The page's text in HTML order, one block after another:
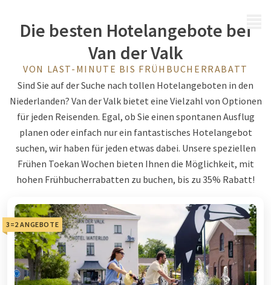
Die besten Hotelangebote bei
Van der Valk
VON LAST-MINUTE BIS FRÜHBUCHERRABATT
Sind Sie auf der Suche nach tollen Hotelangeboten in den
Niederlanden? Van der Valk bietet eine Vielzahl von Optionen
für jeden Reisenden. Egal, ob Sie einen spontanen Ausflug
planen oder einfach nur ein fantastisches Hotelangebot
suchen, wir haben für jeden etwas dabei. Unsere speziellen
Frühen Toekan Wochen bieten Ihnen die Möglichkeit, mit
hohen Frühbucherrabatten zu buchen, bis zu 35% Rabatt!
3=2 ANGEBOTE